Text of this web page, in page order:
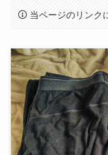
当ページのリンク